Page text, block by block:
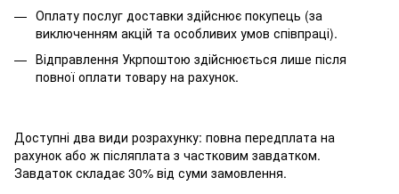
Оплату послуг доставки здійснює покупець (за
виключенням акцій та особливих умов співпраці).
Відправлення Укрпоштою здійснюється лише після
повної оплати товару на рахунок.
Доступні два види розрахунку: повна передплата на
рахунок або ж післяплата з частковим завдатком.
Завдаток складає 30% від суми замовлення.